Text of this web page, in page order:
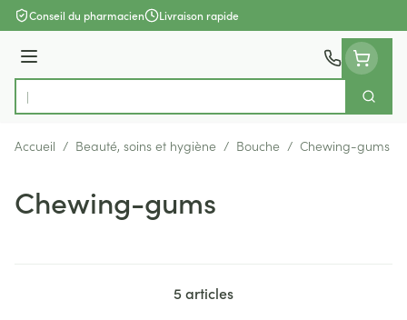
Aller au contenu
Conseil du pharmacien Livraison rapide
Menu
Rechercher
Accueil / Beauté, soins et hygiène / Bouche / Chewing-gums
Chewing-gums
5articles